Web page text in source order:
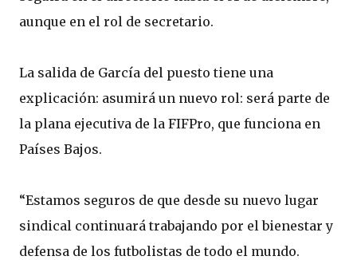
aunque en el rol de secretario.
La salida de García del puesto tiene una
explicación: asumirá un nuevo rol: será parte de
la plana ejecutiva de la FIFPro, que funciona en
Países Bajos.
“Estamos seguros de que desde su nuevo lugar
sindical continuará trabajando por el bienestar y
defensa de los futbolistas de todo el mundo.